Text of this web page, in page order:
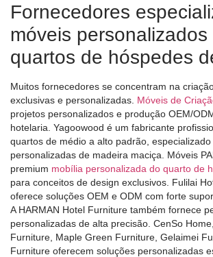
Fornecedores
móveis personalizados
quartos de hóspedes
Muitos fornecedores se concentram na
exclusivas e personalizadas. Móveis de
projetos personalizados e produção OEM/
hotelaria. Yagoowood é um fabricante
quartos de médio a alto padrão,
personalizadas de madeira maciça. Móveis
premium mobília personalizada do quarto de
para conceitos de design exclusivos. Fulilai
oferece soluções OEM e ODM com forte
A HARMAN Hotel Furniture também fornece
personalizadas de alta precisão. CenSo
Furniture, Maple Green Furniture, Gelaimei
Furniture oferecem soluções personalizadas